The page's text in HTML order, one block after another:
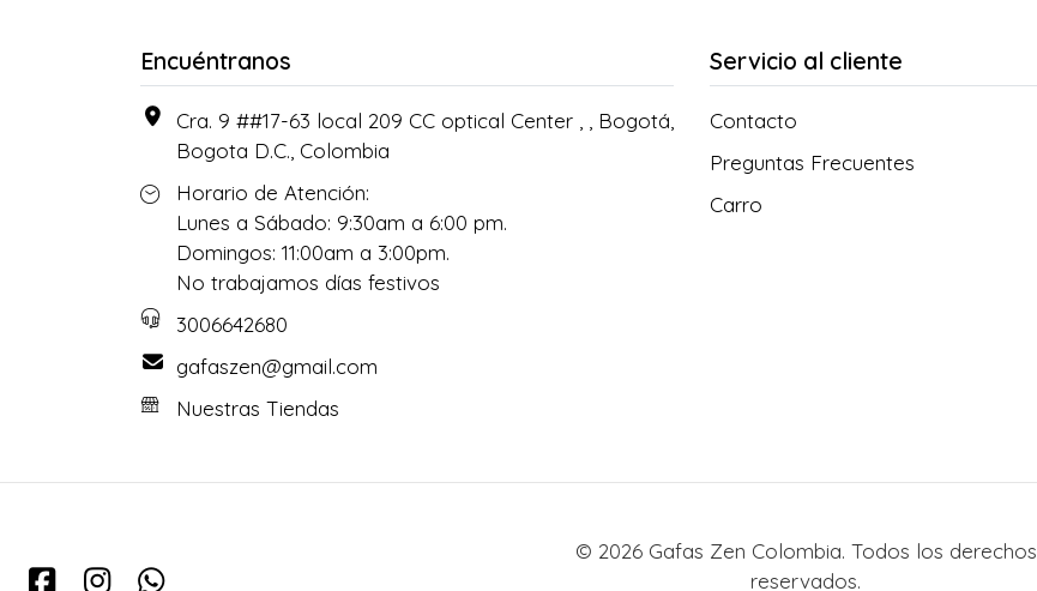
Encuéntranos
Cra. 9 ##17-63 local 209 CC optical Center , , Bogotá,
Bogota D.C., Colombia
Horario de Atención:
Lunes a Sábado: 9:30am a 6:00 pm.
Domingos: 11:00am a 3:00pm.
No trabajamos días festivos
3006642680
gafaszen@gmail.com
Nuestras Tiendas
Servicio al cliente
Contacto
Preguntas Frecuentes
Carro
© 2026 Gafas Zen Colombia. Todos los derechos
reservados.